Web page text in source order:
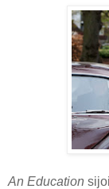
An Education